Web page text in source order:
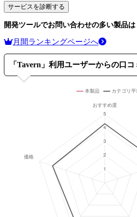
サービスを診断する
開発ツールでお問い合わせの多い製品は
月間ランキングページへ
「 Tavern 」利用ユーザーからの口